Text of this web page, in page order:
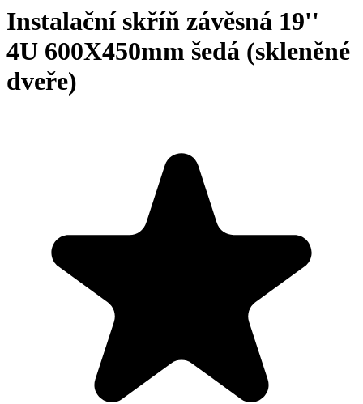
Instalační skříň závěsná 19''
4U 600X450mm šedá (skleněné
dveře)